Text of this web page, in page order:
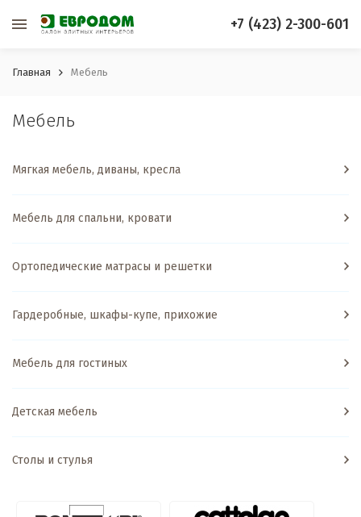
+7 (423) 2-300-601
Главная Мебель
Мебель
Мягкая мебель, диваны, кресла
Мебель для спальни, кровати
Ортопедические матрасы и решетки
Гардеробные, шкафы-купе, прихожие
Мебель для гостиных
Детская мебель
Столы и стулья